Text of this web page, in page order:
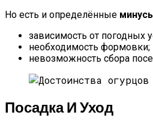
Но есть и определённые
зависимость от погодных
необходимость формовки;
невозможность сбора
Посадка И Уход